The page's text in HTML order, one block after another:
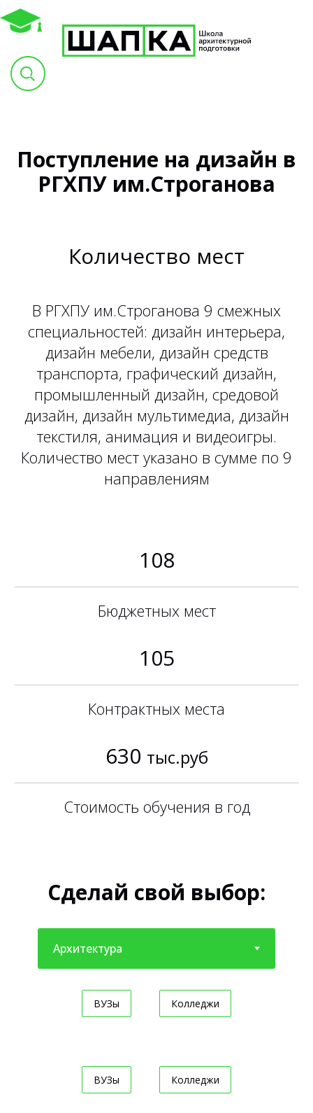
Поступление на дизайн в
РГХПУ им.Строганова
Количество мест
В РГХПУ им.Строганова 9 смежных
специальностей: дизайн интерьера,
дизайн мебели, дизайн средств
транспорта, графический дизайн,
промышленный дизайн, средовой
дизайн, дизайн мультимедиа, дизайн
текстиля, анимация и видеоигры.
Количество мест указано в сумме по 9
направлениям
108
Бюджетных мест
105
Контрактных места
630 тыс.руб
Стоимость обучения в год
Сделай свой выбор:
ВУЗы Колледжи
ВУЗы Колледжи